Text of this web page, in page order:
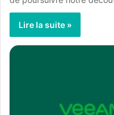
Lire la suite »